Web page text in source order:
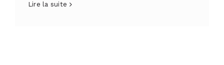
Lire la suite